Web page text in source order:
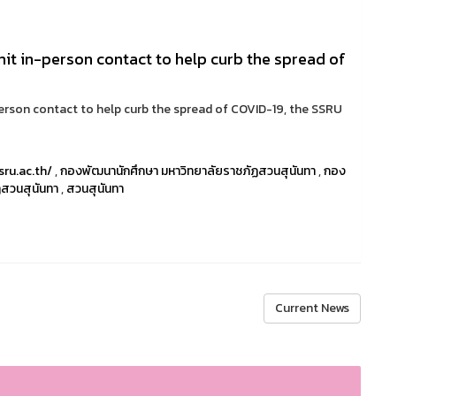
in-person contact to help curb the spread of
contact to help curb the spread of COVID-19, the SSRU
,กองพัฒนานักศึกษา มหาวิทยาลัยราชภัฏสวนสุนันทา,กอง
วนสุนันทา,สวนสุนันทา
Current News